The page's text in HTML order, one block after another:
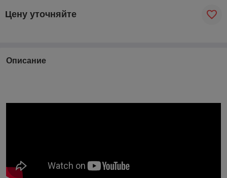
Цену уточняйте
Описание